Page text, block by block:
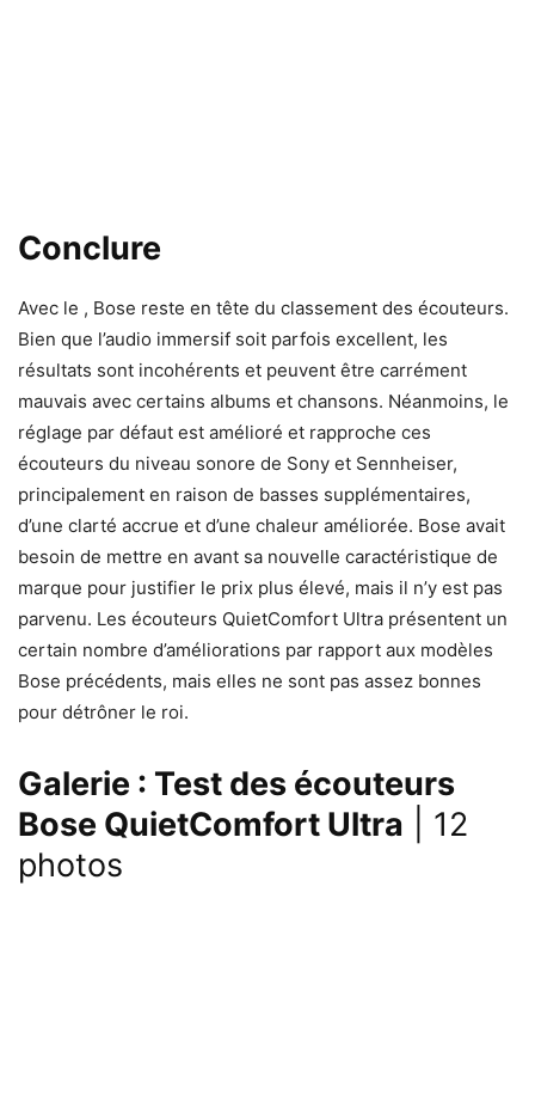
Conclure
Avec le , Bose reste en tête du classement des écouteurs.
Bien que l’audio immersif soit parfois excellent, les
résultats sont incohérents et peuvent être carrément
mauvais avec certains albums et chansons. Néanmoins, le
réglage par défaut est amélioré et rapproche ces
écouteurs du niveau sonore de Sony et Sennheiser,
principalement en raison de basses supplémentaires,
d’une clarté accrue et d’une chaleur améliorée. Bose avait
besoin de mettre en avant sa nouvelle caractéristique de
marque pour justifier le prix plus élevé, mais il n’y est pas
parvenu. Les écouteurs QuietComfort Ultra présentent un
certain nombre d’améliorations par rapport aux modèles
Bose précédents, mais elles ne sont pas assez bonnes
pour détrôner le roi.
Galerie : Test des écouteurs
Bose QuietComfort Ultra | 12
photos